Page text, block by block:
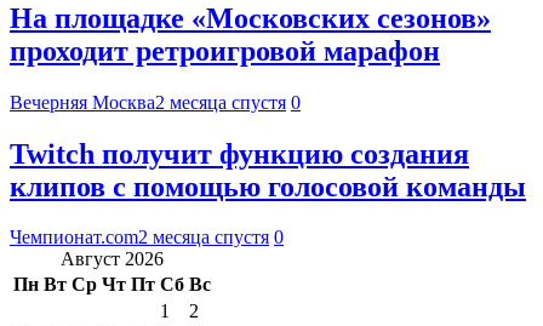
На площадке «Московских сезонов»
проходит ретроигровой марафон
Вечерняя Москва2 месяца спустя 0
Twitch получит функцию создания
клипов с помощью голосовой команды
Чемпионат.com2 месяца спустя 0
Август 2026
Пн Вт Ср Чт Пт Сб Вс
1
2